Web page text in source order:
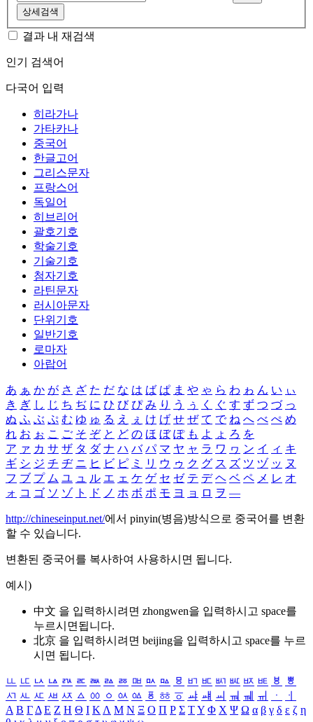
상세검색
결과 내 재검색
인기 검색어
다국어 입력
히라가나
가타카나
중국어
한글고어
그리스문자
프랑스어
독일어
히브리어
괄호기호
학술기호
기술기호
첨자기호
라틴문자
러시아문자
단위기호
일반기호
로마자
아랍어
あ ぁ か が さ ざ た だ な は ば ぱ ま や ゃ ら わ ゎ ん い ぃ
き ぎ し じ ち ぢ に ひ び ぴ み り う ぅ く ぐ す ず つ づ っ
ぬ ふ ぶ ぷ む ゆ ゅ る え ぇ け げ せ ぜ て で ね へ べ ぺ め
れ お ぉ こ ご そ ぞ と ど の ほ ぼ ぽ も よ ょ ろ を
ア ァ カ サ ザ タ ダ ナ ハ バ パ マ ヤ ャ ラ ワ ヮ ン イ ィ キ
ギ シ ジ チ ヂ ニ ヒ ビ ピ ミ リ ウ ゥ ク グ ス ズ ツ ヅ ッ ヌ
フ ブ プ ム ユ ュ ル エ ェ ケ ゲ セ ゼ テ デ ヘ ベ ペ メ レ オ
ォ コ ゴ ソ ゾ ト ド ノ ホ ボ ポ モ ヨ ョ ロ ヲ ―
http://chineseinput.net/에서 pinyin(병음)방식으로 중국어를 변환
할 수 있습니다.
변환된 중국어를 복사하여 사용하시면 됩니다.
예시)
中文 을 입력하시려면 zhongwen을 입력하시고 space를
누르시면됩니다.
北京 을 입력하시려면 beijing을 입력하시고 space를 누르
시면 됩니다.
ㅥ ㅦ ㅧ ㅨ ㅩ ㅪ ㅫ ㅬ ㅭ ㅮ ㅯ ㅰ ㅱ ㅲ ㅳ ㅴ ㅵ ㅶ ㅷ ㅸ
ㅹ
ㅺ ㅻ ㅼ ㅽ ㅾ ㅿ ㆀ ㆁ ㆂ ㆃ ㆄ ㆅ ㆆ ㆇ ㆈ ㆉ ㆊ ㆋ ㆌ ㆍ
ㆎ
Α Β ΓΔ Ε Ζ Η Θ Ι ΚΛ Μ Ν Ξ Ο Π Ρ Σ ΤΥ Φ Χ Ψ Ω α β γ δ ε ζ η